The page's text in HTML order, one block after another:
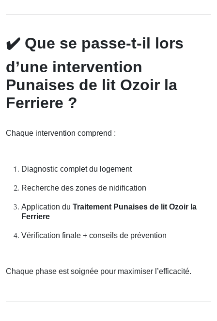
✔️ Que se passe-t-il lors
d’une intervention
Punaises de lit Ozoir la
Ferriere ?
Chaque intervention comprend :
Diagnostic complet du logement
Recherche des zones de nidification
Application du Traitement Punaises de lit Ozoir la
Ferriere
Vérification finale + conseils de prévention
Chaque phase est soignée pour maximiser l’efficacité.